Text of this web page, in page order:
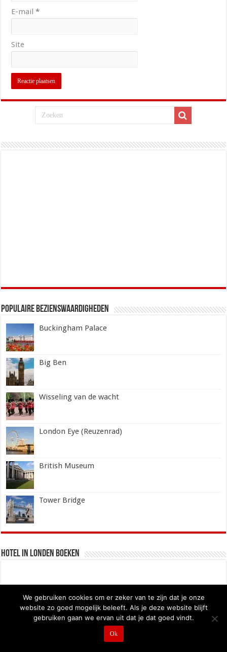
E-mail*
Site
Populaire Bezienswaardigheden
Buckingham Palace
Big Ben
Wisseling van de wacht
London Eye (Reuzenrad)
British Museum
Tower Bridge
Hotel in Londen boeken
We gebruiken cookies om er zeker van te zijn dat je onze
website zo goed mogelijk beleeft. Als je deze website blijft
gebruiken gaan we ervan uit dat je dat goed vindt.
Ok